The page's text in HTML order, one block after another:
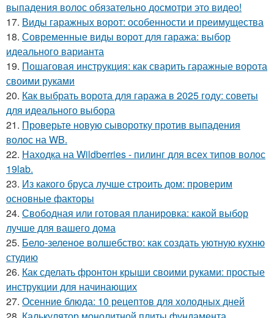
выпадения волос обязательно досмотри это видео!
17. Виды гаражных ворот: особенности и преимущества
18. Современные виды ворот для гаража: выбор
идеального варианта
19. Пошаговая инструкция: как сварить гаражные ворота
своими руками
20. Как выбрать ворота для гаража в 2025 году: советы
для идеального выбора
21. Проверьте новую сыворотку против выпадения
волос на WB.
22. Находка на Wildberries - пилинг для всех типов волос
19lab.
23. Из какого бруса лучше строить дом: проверим
основные факторы
24. Свободная или готовая планировка: какой выбор
лучше для вашего дома
25. Бело-зеленое волшебство: как создать уютную кухню
студию
26. Как сделать фронтон крыши своими руками: простые
инструкции для начинающих
27. Осенние блюда: 10 рецептов для холодных дней